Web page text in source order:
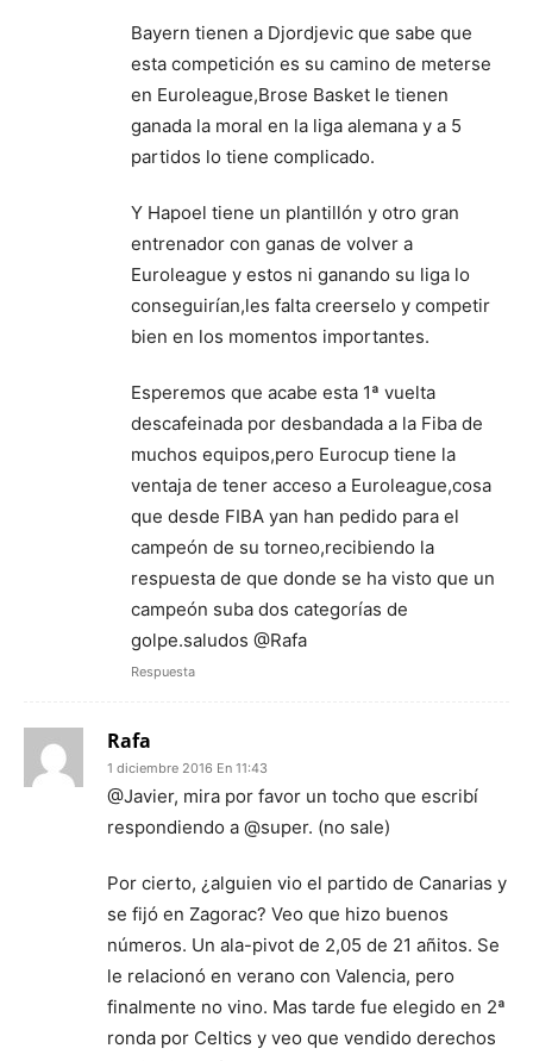
Bayern tienen a Djordjevic que sabe que
esta competición es su camino de meterse
en Euroleague,Brose Basket le tienen
ganada la moral en la liga alemana y a 5
partidos lo tiene complicado.
Y Hapoel tiene un plantillón y otro gran
entrenador con ganas de volver a
Euroleague y estos ni ganando su liga lo
conseguirían,les falta creerselo y competir
bien en los momentos importantes.
Esperemos que acabe esta 1ª vuelta
descafeinada por desbandada a la Fiba de
muchos equipos,pero Eurocup tiene la
ventaja de tener acceso a Euroleague,cosa
que desde FIBA yan han pedido para el
campeón de su torneo,recibiendo la
respuesta de que donde se ha visto que un
campeón suba dos categorías de
golpe.saludos @Rafa
Respuesta
Rafa
1 diciembre 2016 En 11:43
@Javier, mira por favor un tocho que escribí
respondiendo a @super. (no sale)
Por cierto, ¿alguien vio el partido de Canarias y
se fijó en Zagorac? Veo que hizo buenos
números. Un ala-pivot de 2,05 de 21 añitos. Se
le relacionó en verano con Valencia, pero
finalmente no vino. Mas tarde fue elegido en 2ª
ronda por Celtics y veo que vendido derechos